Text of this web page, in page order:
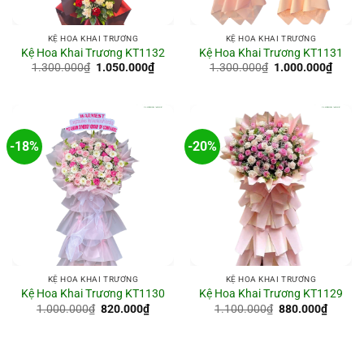
KỆ HOA KHAI TRƯƠNG
Kệ Hoa Khai Trương KT1132
1.300.000₫ Giá
1.050.000₫Giá
hiện
1.050.000₫.
KỆ HOA KHAI TRƯƠNG
Kệ Hoa Khai Trương KT1131
1.300.000₫ Giá
1.000.000₫Giá
hiện
-18%
KỆ HOA KHAI TRƯƠNG
Kệ Hoa Khai Trương KT1130
1.000.000₫ Giá
820.000₫Giá
hiện
-20%
KỆ HOA KHAI TRƯƠNG
Kệ Hoa Khai Trương KT1129
1.100.000₫ Giá
880.000₫Giá
hiện